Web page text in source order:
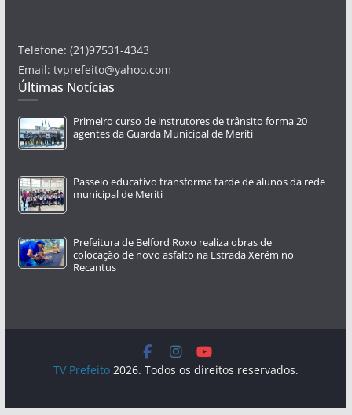
Telefone: (21)97531-4343
Email: tvprefeito@yahoo.com
Últimas Notícias
Primeiro curso de instrutores de trânsito forma 20
agentes da Guarda Municipal de Meriti
Passeio educativo transforma tarde de alunos da rede
municipal de Meriti
Prefeitura de Belford Roxo realiza obras de
colocação de novo asfalto na Estrada Xerém no
Recantus
TV Prefeito2026. Todos os direitos reservados.